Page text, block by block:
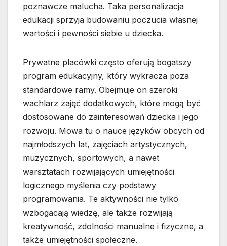
poznawcze malucha. Taka personalizacja
edukacji sprzyja budowaniu poczucia własnej
wartości i pewności siebie u dziecka.
Prywatne placówki często oferują bogatszy
program edukacyjny, który wykracza poza
standardowe ramy. Obejmuje on szeroki
wachlarz zajęć dodatkowych, które mogą być
dostosowane do zainteresowań dziecka i jego
rozwoju. Mowa tu o nauce języków obcych od
najmłodszych lat, zajęciach artystycznych,
muzycznych, sportowych, a nawet
warsztatach rozwijających umiejętności
logicznego myślenia czy podstawy
programowania. Te aktywności nie tylko
wzbogacają wiedzę, ale także rozwijają
kreatywność, zdolności manualne i fizyczne, a
także umiejętności społeczne.